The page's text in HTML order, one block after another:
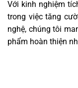
Với kinh nghiệm
trong việc tăng
nghệ, chúng tôi
phẩm hoàn thiện